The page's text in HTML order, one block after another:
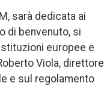
sarà dedicata ai
di benvenuto, si
europee e
Viola, direttore
e sul regolamento